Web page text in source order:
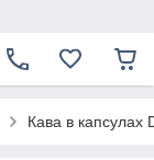
Кава в капсулах